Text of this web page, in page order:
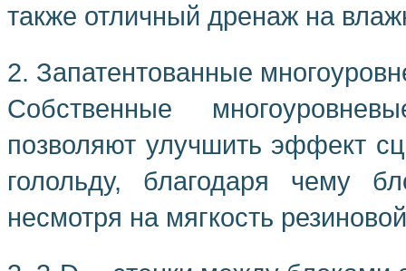
также отличный дренаж на
2. Запатентованные
Собственные
позволяют улучшить эффект
голольду, благодаря чему
несмотря на мягкость